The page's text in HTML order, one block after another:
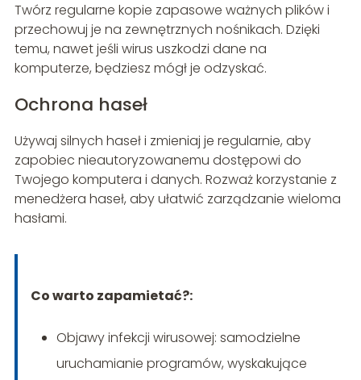
Twórz regularne kopie zapasowe ważnych plików i
przechowuj je na zewnętrznych nośnikach. Dzięki
temu, nawet jeśli wirus uszkodzi dane na
komputerze, będziesz mógł je odzyskać.
Ochrona haseł
Używaj silnych haseł i zmieniaj je regularnie, aby
zapobiec nieautoryzowanemu dostępowi do
Twojego komputera i danych. Rozważ korzystanie z
menedżera haseł, aby ułatwić zarządzanie wieloma
hasłami.
Co warto zapamietać?:
Objawy infekcji wirusowej: samodzielne
uruchamianie programów, wyskakujące